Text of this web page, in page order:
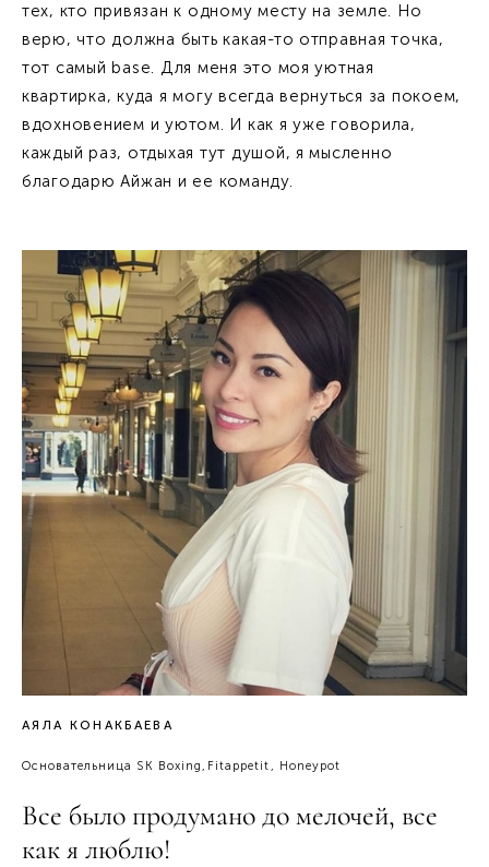
тех, кто привязан к одному месту на земле. Но
верю, что должна быть какая-то отправная точка,
тот самый base. Для меня это моя уютная
квартирка, куда я могу всегда вернуться за покоем,
вдохновением и уютом. И как я уже говорила,
каждый раз, отдыхая тут душой, я мысленно
благодарю Айжан и ее команду.
АЯЛА КОНАКБАЕВА
Основательница SK Boxing,Fitappetit, Honeypot
Все было продумано до мелочей, все
как я люблю!